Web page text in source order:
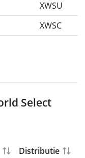
XWSU
XWSC
Select
Distributie